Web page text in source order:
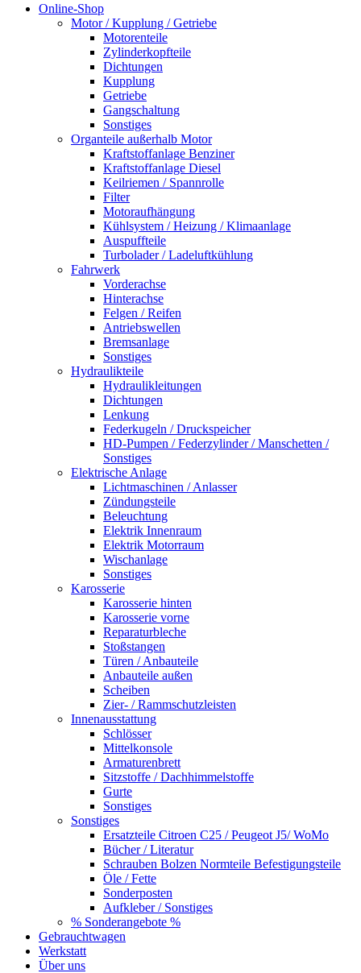
Online-Shop
Motor / Kupplung / Getriebe
Motorenteile
Zylinderkopfteile
Dichtungen
Kupplung
Getriebe
Gangschaltung
Sonstiges
Organteile außerhalb Motor
Kraftstoffanlage Benziner
Kraftstoffanlage Diesel
Keilriemen / Spannrolle
Filter
Motoraufhängung
Kühlsystem / Heizung / Klimaanlage
Auspuffteile
Turbolader / Ladeluftkühlung
Fahrwerk
Vorderachse
Hinterachse
Felgen / Reifen
Antriebswellen
Bremsanlage
Sonstiges
Hydraulikteile
Hydraulikleitungen
Dichtungen
Lenkung
Federkugeln / Druckspeicher
HD-Pumpen / Federzylinder / Manschetten /
Sonstiges
Elektrische Anlage
Lichtmaschinen / Anlasser
Zündungsteile
Beleuchtung
Elektrik Innenraum
Elektrik Motorraum
Wischanlage
Sonstiges
Karosserie
Karosserie hinten
Karosserie vorne
Reparaturbleche
Stoßstangen
Türen / Anbauteile
Anbauteile außen
Scheiben
Zier- / Rammschutzleisten
Innenausstattung
Schlösser
Mittelkonsole
Armaturenbrett
Sitzstoffe / Dachhimmelstoffe
Gurte
Sonstiges
Sonstiges
Ersatzteile Citroen C25 / Peugeot J5/ WoMo
Bücher / Literatur
Schrauben Bolzen Normteile Befestigungsteile
Öle / Fette
Sonderposten
Aufkleber / Sonstiges
% Sonderangebote %
Gebrauchtwagen
Werkstatt
Über uns